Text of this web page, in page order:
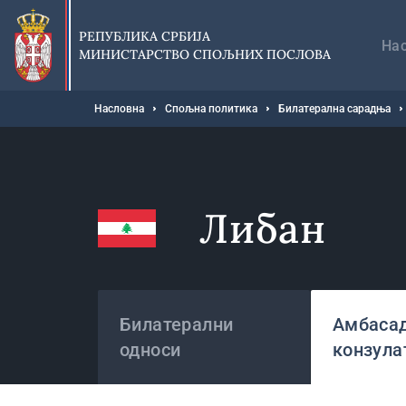
Прескочи
главни
део
садржаја
РЕПУБЛИКА СРБИЈА
МИНИСТАРСТВО СПОЉНИХ ПОСЛОВА
Мрвице
Насловна Спољна политика Билатерална сарадња
Либан
Билатерални
односи